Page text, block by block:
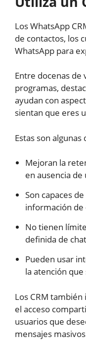
Los WhatsApp
de contactos, los
WhatsApp para
Entre docenas de
programas,
ayudan con
sientan que eres
Estas son
Mejoran la
en ausencia
Son capaces
información de
No tienen
definida de
Pueden usar
la atención
Los CRM
el acceso
usuarios que
mensajes